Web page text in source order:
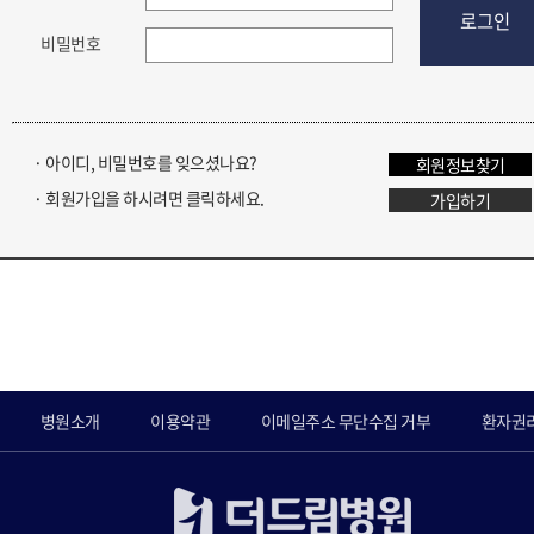
비밀번호
로그인
· 아이디, 비밀번호를 잊으셨나요?
회원정보찾기
· 회원가입을 하시려면 클릭하세요.
가입하기
병원소개 이용약관 이메일주소 무단수집 거부 환자권